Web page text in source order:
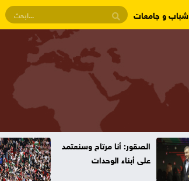
شباب و جامعات
الصقور: أنا مرتاح وسنعتمد
على أبناء الوحدات